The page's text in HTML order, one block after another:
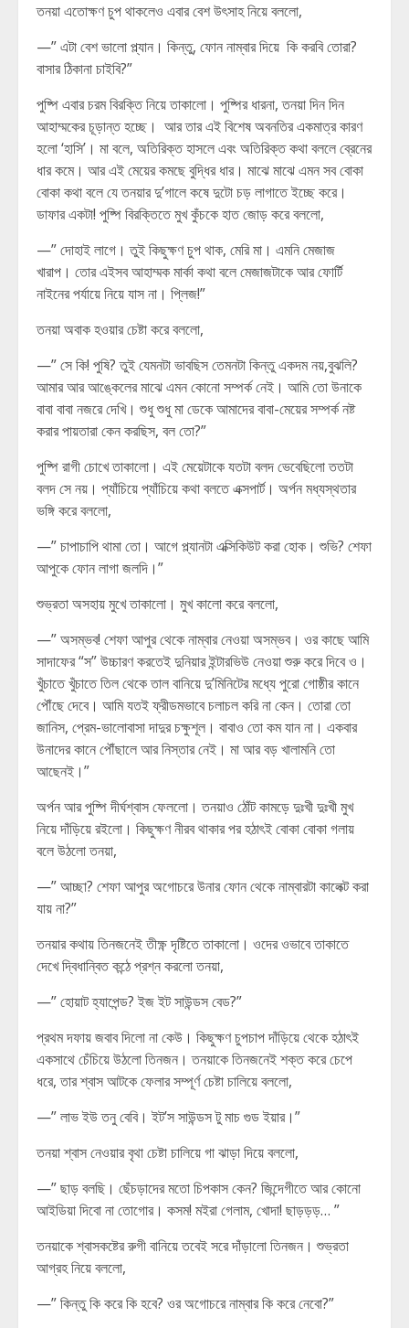
তনয়া এতোক্ষণ চুপ থাকলেও এবার বেশ উৎসাহ নিয়ে বললো,
—” এটা বেশ ভালো প্ল্যান। কিন্তু, ফোন নাম্বার দিয়ে কি করবি তোরা?
বাসার ঠিকানা চাইবি?”
পুষ্পি এবার চরম বিরক্তি নিয়ে তাকালো। পুষ্পির ধারনা, তনয়া দিন দিন
আহাম্মকের চূড়ান্ত হচ্ছে। আর তার এই বিশেষ অবনতির একমাত্র কারণ
হলো ‘হাসি’। মা বলে, অতিরিক্ত হাসলে এবং অতিরিক্ত কথা বললে ব্রেনের
ধার কমে। আর এই মেয়ের কমছে বুদ্ধির ধার। মাঝে মাঝে এমন সব বোকা
বোকা কথা বলে যে তনয়ার দু’গালে কষে দুটো চড় লাগাতে ইচ্ছে করে।
ডাফার একটা! পুষ্পি বিরক্তিতে মুখ কুঁচকে হাত জোড় করে বললো,
—” দোহাই লাগে। তুই কিছুক্ষণ চুপ থাক, মেরি মা। এমনি মেজাজ
খারাপ। তোর এইসব আহাম্মক মার্কা কথা বলে মেজাজটাকে আর ফোর্টি
নাইনের পর্যায়ে নিয়ে যাস না। প্লিজ!”
তনয়া অবাক হওয়ার চেষ্টা করে বললো,
—” সে কি! পুষি? তুই যেমনটা ভাবছিস তেমনটা কিন্তু একদম নয়,বুঝলি?
আমার আর আঙ্কেলের মাঝে এমন কোনো সম্পর্ক নেই। আমি তো উনাকে
বাবা বাবা নজরে দেখি। শুধু শুধু মা ডেকে আমাদের বাবা-মেয়ের সম্পর্ক নষ্ট
করার পায়তারা কেন করছিস, বল তো?”
পুষ্পি রাগী চোখে তাকালো। এই মেয়েটাকে যতটা বলদ ভেবেছিলো ততটা
বলদ সে নয়। প্যাঁচিয়ে প্যাঁচিয়ে কথা বলতে এক্সপার্ট। অর্পন মধ্যস্থতার
ভঙ্গি করে বললো,
—” চাপাচাপি থামা তো। আগে প্ল্যানটা এক্সিকিউট করা হোক। শুভি? শেফা
আপুকে ফোন লাগা জলদি।”
শুভ্রতা অসহায় মুখে তাকালো। মুখ কালো করে বললো,
—” অসম্ভব! শেফা আপুর থেকে নাম্বার নেওয়া অসম্ভব। ওর কাছে আমি
সাদাফের “স” উচ্চারণ করতেই দুনিয়ার ইন্টারভিউ নেওয়া শুরু করে দিবে ও।
খুঁচাতে খুঁচাতে তিল থেকে তাল বানিয়ে দু’মিনিটের মধ্যে পুরো গোষ্ঠীর কানে
পৌঁছে দেবে। আমি যতই ফ্রীডমভাবে চলাচল করি না কেন। তোরা তো
জানিস, প্রেম-ভালোবাসা দাদুর চক্ষুশূল। বাবাও তো কম যান না। একবার
উনাদের কানে পৌঁছালে আর নিস্তার নেই। মা আর বড় খালামনি তো
আছেনই।”
অর্পন আর পুষ্পি দীর্ঘশ্বাস ফেললো। তনয়াও ঠোঁট কামড়ে দুঃখী দুঃখী মুখ
নিয়ে দাঁড়িয়ে রইলো। কিছুক্ষণ নীরব থাকার পর হঠাৎই বোকা বোকা গলায়
বলে উঠলো তনয়া,
—” আচ্ছা? শেফা আপুর অগোচরে উনার ফোন থেকে নাম্বারটা কালেক্ট করা
যায় না?”
তনয়ার কথায় তিনজনেই তীক্ষ্ণ দৃষ্টিতে তাকালো। ওদের ওভাবে তাকাতে
দেখে দ্বিধান্বিত কন্ঠে প্রশ্ন করলো তনয়া,
—” হোয়াট হ্যাপেন্ড? ইজ ইট সাউন্ডস বেড?”
প্রথম দফায় জবাব দিলো না কেউ। কিছুক্ষণ চুপচাপ দাঁড়িয়ে থেকে হঠাৎই
একসাথে চেঁচিয়ে উঠলো তিনজন। তনয়াকে তিনজনেই শক্ত করে চেপে
ধরে, তার শ্বাস আটকে ফেলার সম্পূর্ণ চেষ্টা চালিয়ে বললো,
—” লাভ ইউ তনু বেবি। ইট’স সাউন্ডস টু মাচ গুড ইয়ার।”
তনয়া শ্বাস নেওয়ার বৃথা চেষ্টা চালিয়ে গা ঝাড়া দিয়ে বললো,
—” ছাড় বলছি। ছেঁচড়াদের মতো চিপকাস কেন? জিন্দেগীতে আর কোনো
আইডিয়া দিবো না তোগোর। কসম! মইরা গেলাম, খোদা! ছাড়ড়ড়… ”
তনয়াকে শ্বাসকষ্টের রুগী বানিয়ে তবেই সরে দাঁড়ালো তিনজন। শুভ্রতা
আগ্রহ নিয়ে বললো,
—” কিন্তু কি করে কি হবে? ওর অগোচরে নাম্বার কি করে নেবো?”